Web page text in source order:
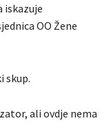
iskazuje
OO Žene
skup.
ali ovdje nema